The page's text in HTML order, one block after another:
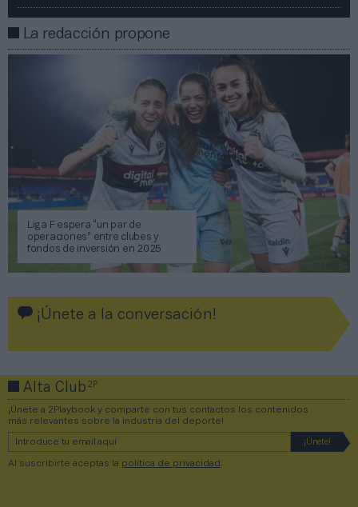
La redacción propone
Liga F espera “un par de
operaciones” entre clubes y
fondos de inversión en 2025
¡Únete a la conversación!
Alta Club2P
¡Únete a 2Playbook y comparte con tus contactos los contenidos
más relevantes sobre la industria del deporte!
Al suscribirte aceptas la política de privacidad